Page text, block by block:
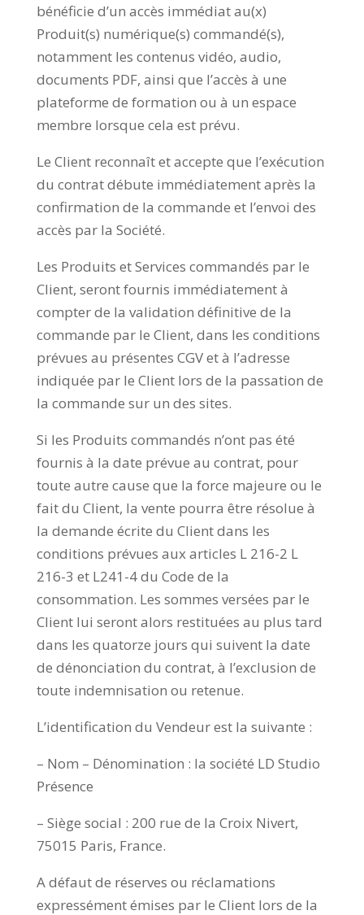
bénéficie d’un accès immédiat au(x)
Produit(s) numérique(s) commandé(s),
notamment les contenus vidéo, audio,
documents PDF, ainsi que l’accès à une
plateforme de formation ou à un espace
membre lorsque cela est prévu.
Le Client reconnaît et accepte que l’exécution
du contrat débute immédiatement après la
confirmation de la commande et l’envoi des
accès par la Société.
Les Produits et Services commandés par le
Client, seront fournis immédiatement à
compter de la validation définitive de la
commande par le Client, dans les conditions
prévues au présentes CGV et à l’adresse
indiquée par le Client lors de la passation de
la commande sur un des sites.
Si les Produits commandés n’ont pas été
fournis à la date prévue au contrat, pour
toute autre cause que la force majeure ou le
fait du Client, la vente pourra être résolue à
la demande écrite du Client dans les
conditions prévues aux articles L 216-2 L
216-3 et L241-4 du Code de la
consommation. Les sommes versées par le
Client lui seront alors restituées au plus tard
dans les quatorze jours qui suivent la date
de dénonciation du contrat, à l’exclusion de
toute indemnisation ou retenue.
L’identification du Vendeur est la suivante :
– Nom – Dénomination : la société LD Studio
Présence
– Siège social : 200 rue de la Croix Nivert,
75015 Paris, France.
A défaut de réserves ou réclamations
expressément émises par le Client lors de la